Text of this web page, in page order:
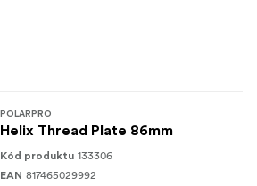
POLARPRO
Helix Thread Plate 86mm
Kód produktu 133306
EAN 817465029992